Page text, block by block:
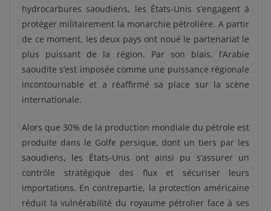
hydrocarbures saoudiens, les États-Unis s’engagent à
protéger militairement la monarchie pétrolière. A partir
de ce moment, les deux pays ont noué le partenariat le
plus puissant de la région. Par son biais, l’Arabie
saoudite s’est imposée comme une puissance régionale
incontournable et a réaffirmé sa place sur la scène
internationale.
Alors que 30% de la production mondiale du pétrole est
produite dans le Golfe persique, dont un tiers par les
saoudiens, les États-Unis ont ainsi pu s’assurer un
contrôle stratégique des flux et sécuriser leurs
importations. En contrepartie, la protection américaine
réduit la vulnérabilité du royaume pétrolier face à ses